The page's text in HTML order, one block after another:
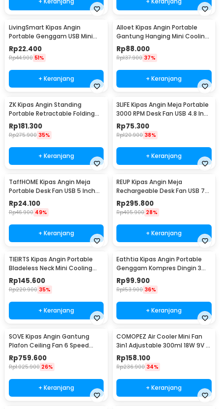
LivingSmart Kipas Angin
Portable Genggam USB Mini
Cooling Fan 1200mAh - SS-2
Rp22.400
Rp44.900 51%
+ Keranjang
Alloet Kipas Angin Portable
Gantung Hanging Mini Cooling
Fan 1800mAh - DQ203
Rp88.000
Rp137.900 37%
+ Keranjang
ZK Kipas Angin Standing
Portable Retractable Folding
Fan 7200mAh - ZK-20321
Rp181.300
Rp275.900 35%
+ Keranjang
3LIFE Kipas Angin Meja Portable
3000 RPM Desk Fan USB 4.8 Inch
5W - 312
Rp75.300
Rp120.900 38%
+ Keranjang
TaffHOME Kipas Angin Meja
Portable Desk Fan USB 5 Inch
2.5W - YZ-007
Rp24.100
Rp46.900 49%
+ Keranjang
REUP Kipas Angin Meja
Rechargeable Desk Fan USB 7
Inch 10000mAh - DQ212
Rp295.800
Rp405.900 28%
+ Keranjang
TIEIRTS Kipas Angin Portable
Bladeless Neck Mini Cooling
Fan 5000mAh - H12
Rp145.600
Rp220.900 35%
+ Keranjang
Eathtia Kipas Angin Portable
Genggam Kompres Dingin 3
Speed 2200mAh - WX-622
Rp99.900
Rp153.900 36%
+ Keranjang
SOVE Kipas Angin Gantung
Plafon Ceiling Fan 6 Speed
Reversible 52 Inch - FS2007
Rp759.600
Rp1.025.900 26%
+ Keranjang
COMOPEZ Air Cooler Mini Fan
3in1 Adjustable 300ml 18W 9V -
YY-01
Rp158.100
Rp236.900 34%
+ Keranjang